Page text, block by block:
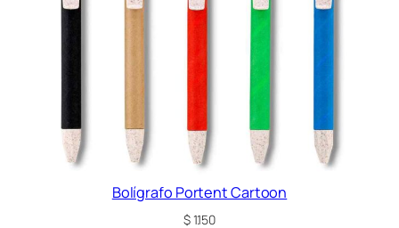
Bolígrafo Portent Cartoon
$1.150